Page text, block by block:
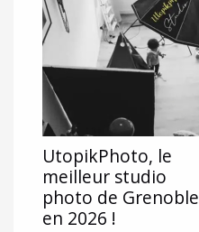
UtopikPhoto, le
meilleur studio
photo de Grenoble
en 2026 !